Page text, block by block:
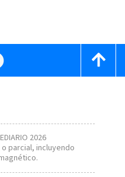
2026
parcial, incluyendo